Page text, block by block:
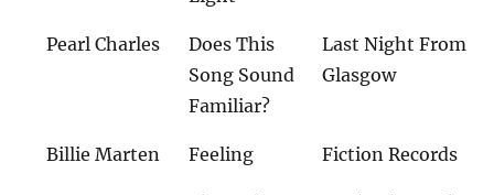
Pearl Charles
Does This
Song Sound
Familiar?
Last Night From
Glasgow
Billie Marten Feeling Fiction Records